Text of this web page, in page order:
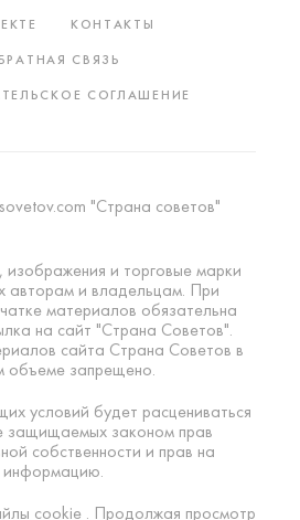
КОНТАКТЫ
СВЯЗЬ
СОГЛАШЕНИЕ
"Страна советов"
изображения и торговые марки
авторам и владельцам. При
материалов обязательна
на сайт "Страна Советов".
сайта Страна Советов в
объеме запрещено.
условий будет расцениваться
защищаемых законом прав
собственности и прав на
информацию.
cookie . Продолжая просмотр